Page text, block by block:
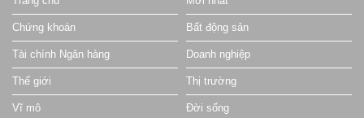
BBC 6.10 (6.71%)
BBM 0.00 (0.00%)
BCF
BHG 11.00 0.00 (0.00%) 0
Chứng khoán Bất động sản
Tài chính Ngân hàng Doanh nghiệp
Thế giới Thị trường
Vĩ mô Đời sống